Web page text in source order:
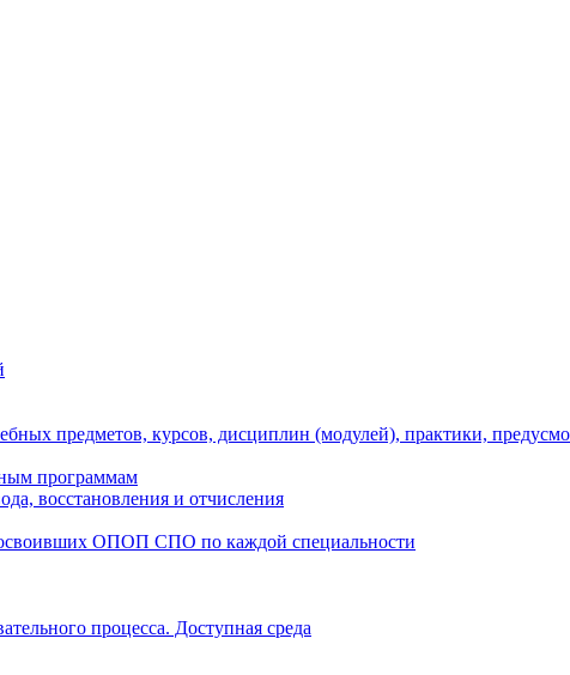
предметов, курсов, дисциплин (модулей), практики,
программам
восстановления и отчисления
освоивших ОПОП СПО по каждой специальности
процесса. Доступная среда